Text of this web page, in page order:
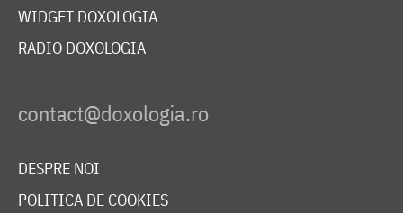
WIDGET DOXOLOGIA
RADIO DOXOLOGIA
DESPRE NOI
POLITICA DE COOKIES